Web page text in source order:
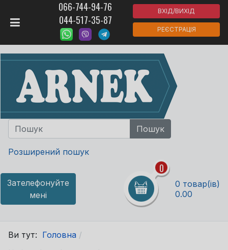
066-744-94-76
044-517-35-87
ВХІД/ВИХІД
РЕЄСТРАЦІЯ
Розширений пошук
Зателефонуйте
мені
0
0 товар(ів)
0.00
Ви тут: Головна